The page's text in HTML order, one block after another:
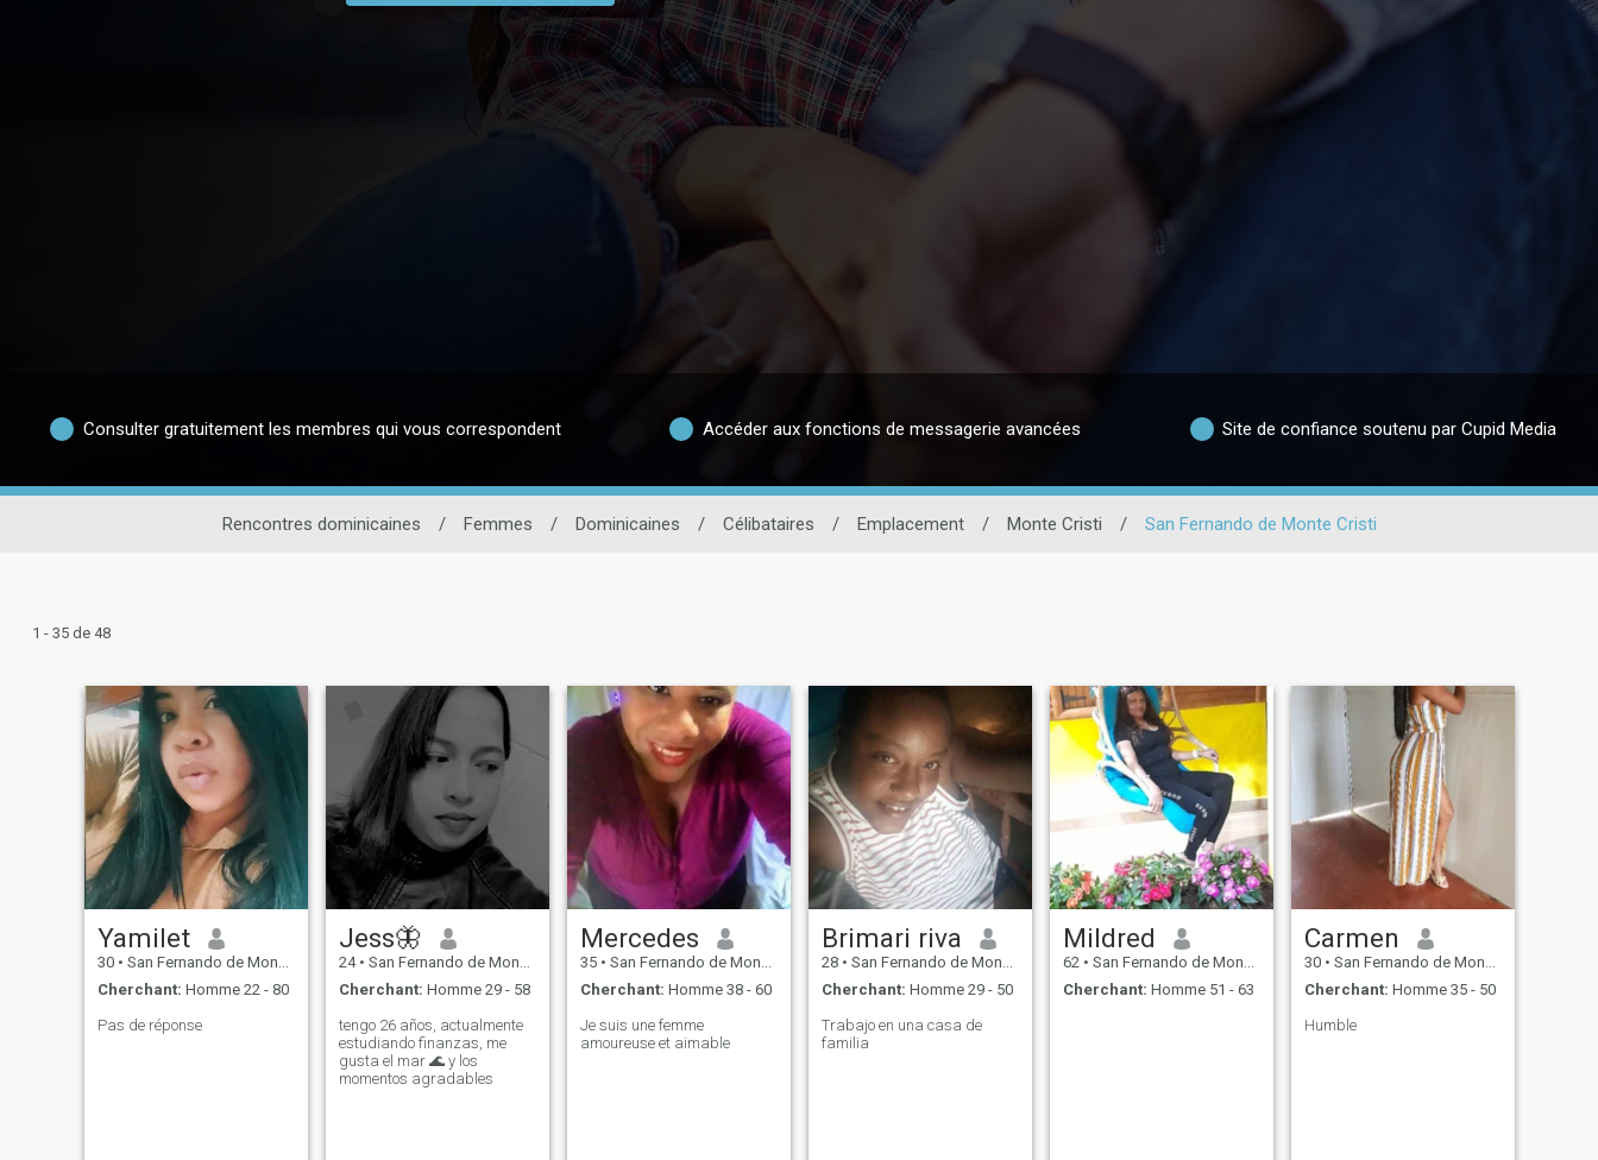
Consulter gratuitement les membres qui vous correspondent Accéder aux fonctions de messagerie avancées Site de confiance soutenu par Cupid Media
Rencontres dominicaines / Femmes / Dominicaines / Célibataires / Emplacement / Monte Cristi / San Fernando de Monte Cristi
1 - 35 de 48
Yamilet
30 • San Fernando de Monte Cristi, Monte Cristi, Rep.Dominicaine
Cherchant: Homme 22 - 80
Pas de réponse
Jess🦋
24 • San Fernando de Monte Cristi, Monte Cristi, Rep.Dominicaine
Cherchant: Homme 29 - 58
tengo 26 años, actualmente
estudiando finanzas, me
gusta el mar 🌊 y los
momentos agradables
Mercedes
35 • San Fernando de Monte Cristi, Monte Cristi, Rep.Dominicaine
Cherchant: Homme 38 - 60
Je suis une femme
amoureuse et aimable
Brimari riva
28 • San Fernando de Monte Cristi, Monte Cristi, Rep.Dominicaine
Cherchant: Homme 29 - 50
Trabajo en una casa de
familia
Mildred
62 • San Fernando de Monte Cristi, Monte Cristi, Rep.Dominicaine
Cherchant: Homme 51 - 63
Carmen
30 • San Fernando de Monte Cristi, Monte Cristi, Rep.Dominicaine
Cherchant: Homme 35 - 50
Humble